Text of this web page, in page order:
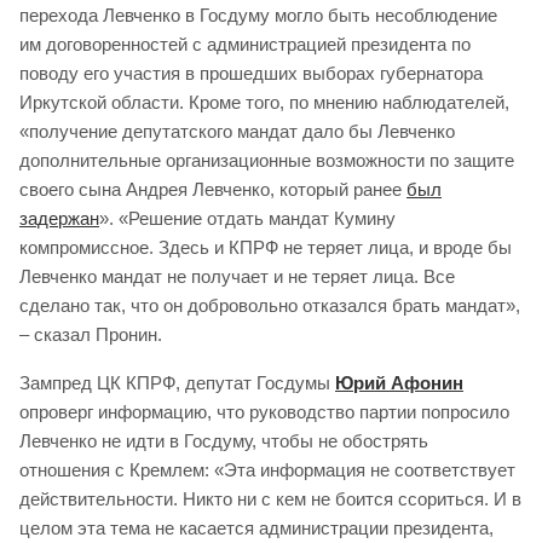
перехода Левченко в Госдуму могло быть несоблюдение
им договоренностей с администрацией президента по
поводу его участия в прошедших выборах губернатора
Иркутской области. Кроме того, по мнению наблюдателей,
«получение депутатского мандат дало бы Левченко
дополнительные организационные возможности по защите
своего сына Андрея Левченко, который ранее был
задержан». «Решение отдать мандат Кумину
компромиссное. Здесь и КПРФ не теряет лица, и вроде бы
Левченко мандат не получает и не теряет лица. Все
сделано так, что он добровольно отказался брать мандат»,
– сказал Пронин.
Зампред ЦК КПРФ, депутат Госдумы Юрий Афонин
опроверг информацию, что руководство партии попросило
Левченко не идти в Госдуму, чтобы не обострять
отношения с Кремлем: «Эта информация не соответствует
действительности. Никто ни с кем не боится ссориться. И в
целом эта тема не касается администрации президента,